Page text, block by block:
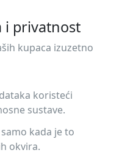
i privatnost
kupaca izuzetno
koristeći
sustave.
kada je to
okvira.